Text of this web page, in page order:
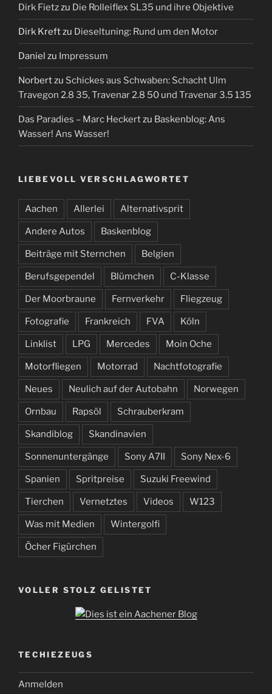
Dirk Fietzzu Die Rolleiflex SL35 und ihre Objektive
Dirk Kreftzu Dieseltuning: Rund um den Motor
Daniel zu Impressum
Norbertzu Schickes aus Schwaben: Schacht Ulm
Travegon 2.8 35, Travenar 2.8 50 und Travenar 3.5 135
Das Paradies – Marc Heckertzu Baskenblog: Ans
Wasser! Ans Wasser!
LIEBEVOLL VERSCHLAGWORTET
Aachen Allerlei Alternativsprit
Andere Autos Baskenblog
Beiträge mit Sternchen Belgien
Berufsgependel Blümchen C-Klasse
Der Moorbraune Fernverkehr Fliegzeug
Fotografie Frankreich FVA Köln
Linklist LPG Mercedes Moin Oche
Motorfliegen Motorrad Nachtfotografie
Neues Neulich auf der Autobahn Norwegen
Ornbau Rapsöl Schrauberkram
Skandiblog Skandinavien
Sonnenuntergänge Sony A7II Sony Nex-6
Spanien Spritpreise Suzuki Freewind
Tierchen Vernetztes Videos W123
Was mit Medien Wintergolfi
Öcher Figürchen
VOLLER STOLZ GELISTET
TECHIEZEUGS
Anmelden